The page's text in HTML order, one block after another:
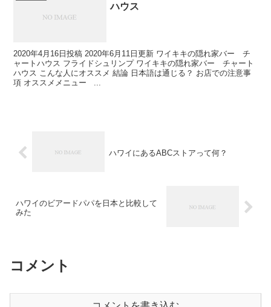
ハウス
2020年4月16日投稿 2020年6月11日更新 ワイキキの隠れ家バー チ
ャートハウス フライドシュリンプ ワイキキの隠れ家バー チャート
ハウス こんな人にオススメ 結論 日本語は通じる？ お店での注意事
項 オススメメニュー ...
ハワイにあるABCストアって何？
ハワイのビアードパパを日本と比較して
みた
コメント